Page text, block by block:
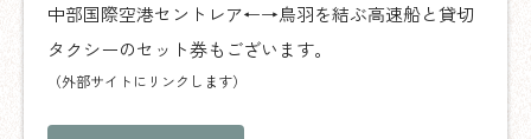
中部国際空港セントレア←→鳥羽を結ぶ高速船と貸切
タクシーのセット券もございます。
（外部サイトにリンクします）